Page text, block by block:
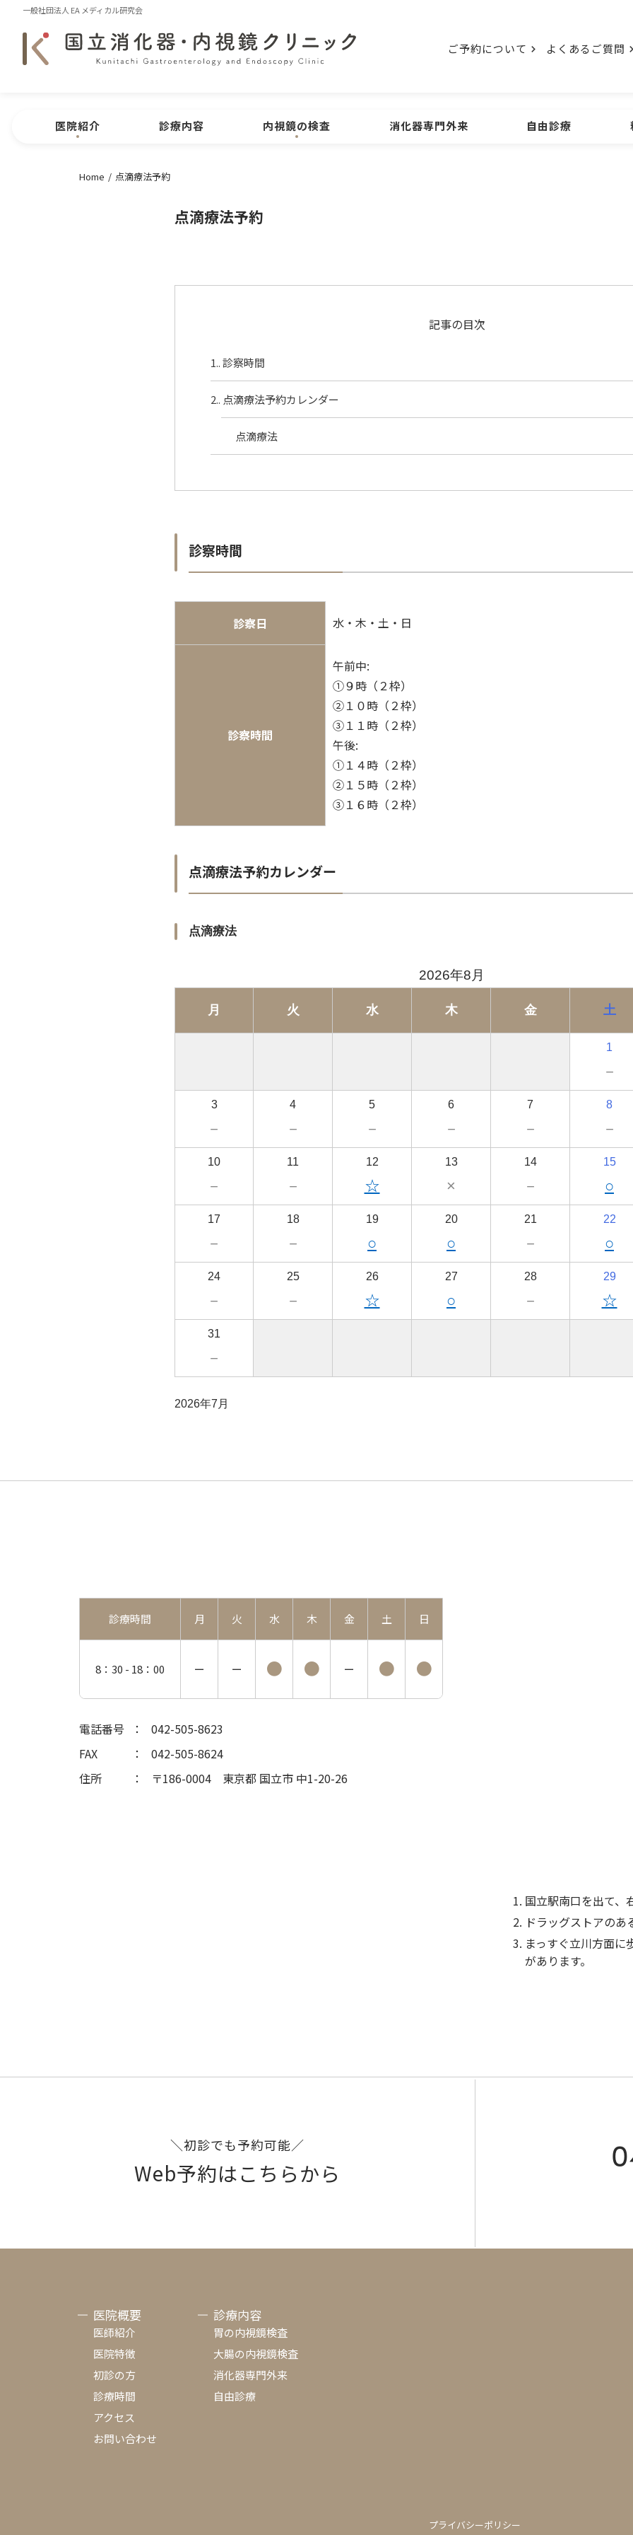
一般社団法人 EA メディカル研究会
よくあるご質問
ご予約について
医院紹介
院長紹介
問診表のダウンロード
診療内容 内視鏡の検査 消化器専門外来 自由診療
Home 点滴療法予約
点滴療法予約
記事の目次
1. 診察時間
2. 点滴療法予約カレンダー
点滴療法
診察時間
診察日 水・木・土・日
診察時間
午前中:
①９時（２枠）
②１０時（２枠）
③１１時（２枠）
午後:
①１４時（２枠）
②１５時（２枠）
③１６時（２枠）
点滴療法予約カレンダー
点滴療法
2026年8月
月 火 水 木 金 土
1
－
3
－
4
－
5
－
6
－
7
－
8
－
10
－
11
－
12
☆
13
×
14
－
15
○
17
－
18
－
19
○
20
○
21
－
22
○
24
－
25
－
26
☆
27
○
28
－
29
☆
31
－
2026年7月
診療時間 月 火 水 木 金 土 日
8：30 - 18：00 ー ー ● ● ー ● ●
電話番号
042-505-8623
FAX
042-505-8624
住所
〒186-0004 東京都 国立市 中1-20-26
国立駅南口を出て、
ドラッグストアのあ
まっすぐ立川方面に
があります。
＼初診でも予約可能／
Web予約はこちらから
医院概要
医師紹介
医院特徴
初診の方
診療時間
アクセス
お問い合わせ
診療内容
胃の内視鏡検査
大腸の内視鏡検査
消化器専門外来
自由診療
プライバシーポリシー